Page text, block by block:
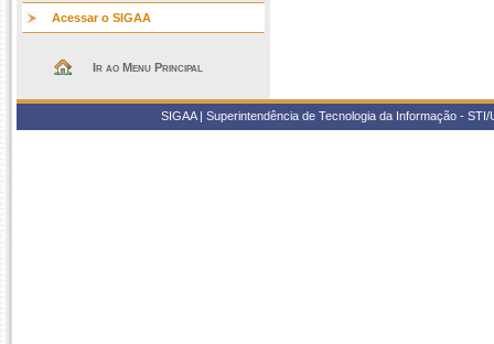
Acessar o SIGAA
Ir ao Menu Principal
SIGAA | Superintendência de Tecnologia da Informação -